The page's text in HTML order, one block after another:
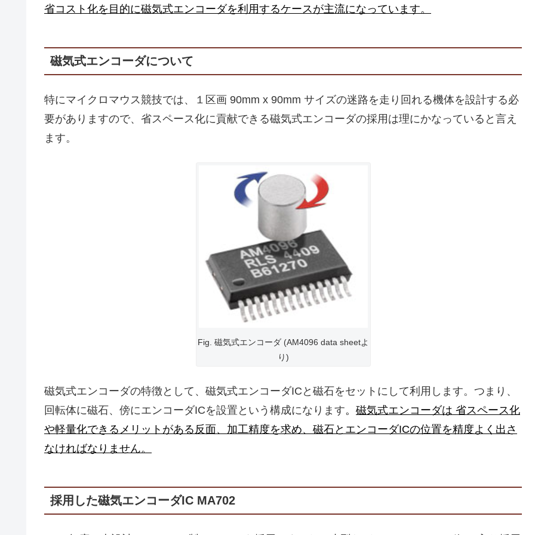
省コスト化を目的に磁気式エンコーダを利用するケースが主流になっています。
磁気式エンコーダについて
特にマイクロマウス競技では、１区画 90mm x 90mm サイズの迷路を走り回れる機体を設計する必
要がありますので、省スペース化に貢献できる磁気式エンコーダの採用は理にかなっていると言え
ます。
Fig. 磁気式エンコーダ (AM4096 data sheetよ
り)
磁気式エンコーダの特徴として、磁気式エンコーダICと磁石をセットにして利用します。つまり、
回転体に磁石、傍にエンコーダICを設置という構成になります。 磁気式エンコーダは 省スペース化
や軽量化できるメリットがある反面、加工精度を求め、磁石とエンコーダICの位置を精度よく出さ
なければなりません。
採用した磁気エンコーダIC MA702